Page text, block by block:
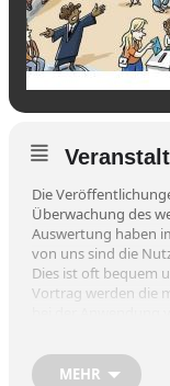
Die
Überwachung des
Auswertung haben
von uns sind die
Dies ist oft bequem
Vortrag werden die
der
kurzen Überblick
MEHR